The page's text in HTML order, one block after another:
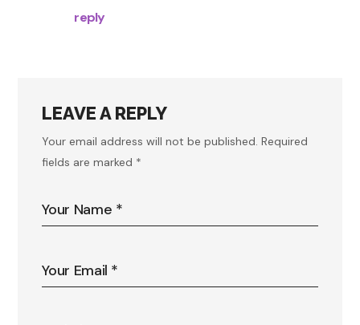
reply
LEAVE A REPLY
Your email address will not be published. Required
fields are marked *